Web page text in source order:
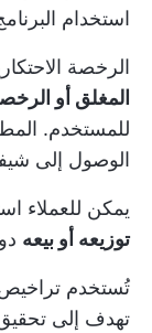
استخدام
الرخصة
المغلق أو
للمستخدم.
الوصول إلى
يمكن للعملاء
توزيعه أو بيعه
تُستخدم تراخيص
تهدف إلى